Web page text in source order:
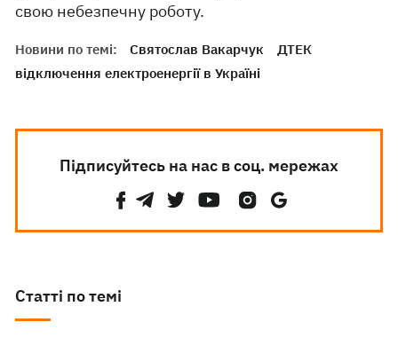
свою небезпечну роботу.
Новини по темі: Святослав Вакарчук
ДТЕК
відключення електроенергії в Україні
Підписуйтесь на нас в соц. мережах
Статті по темі